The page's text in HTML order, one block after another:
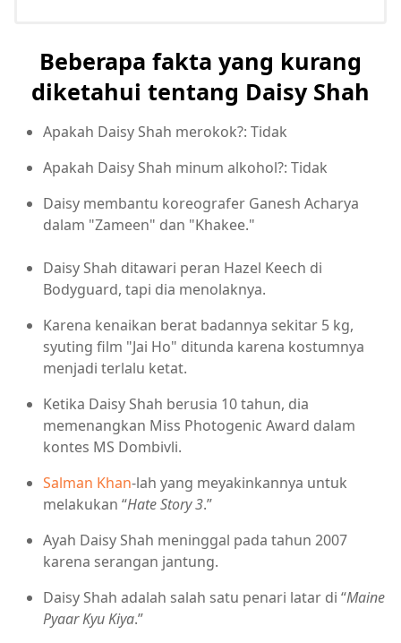
Beberapa fakta yang kurang
diketahui tentang Daisy Shah
Apakah Daisy Shah merokok?: Tidak
Apakah Daisy Shah minum alkohol?: Tidak
Daisy membantu koreografer Ganesh Acharya
dalam "Zameen" dan "Khakee."
Daisy Shah ditawari peran Hazel Keech di
Bodyguard, tapi dia menolaknya.
Karena kenaikan berat badannya sekitar 5 kg,
syuting film "Jai Ho" ditunda karena kostumnya
menjadi terlalu ketat.
Ketika Daisy Shah berusia 10 tahun, dia
memenangkan Miss Photogenic Award dalam
kontes MS Dombivli.
Salman Khan-lah yang meyakinkannya untuk
melakukan “Hate Story 3.”
Ayah Daisy Shah meninggal pada tahun 2007
karena serangan jantung.
Daisy Shah adalah salah satu penari latar di “Maine
Pyaar Kyu Kiya.”